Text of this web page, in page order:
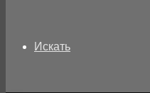
Искать